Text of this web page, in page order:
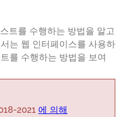
트를 수행하는 방법을 알고
는 웹 인터페이스를 사용하
를 수행하는 방법을 보여
2021 에 의해